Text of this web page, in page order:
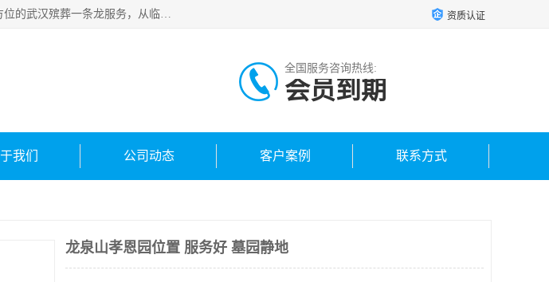
武汉生命之源文化有限公司，秉持着对生命的敬重与关怀，专注于殡葬服务领域。我们提供全方位的武汉殡葬一条龙服务，从临终关怀开始，到后事的妥善处理，每个环节都精心安排。专业团队严格依照规范，为逝者净身、穿衣，庄重地接运遗体，提供优质的遗体整理与妆扮服务。告别仪式策划、火化手续办理以及骨灰安置等事务，也都有专人协助。 资质认证
全国服务咨询热线:
会员到期
我们 公司动态 客户案例 联系方式
龙泉山孝恩园位置 服务好 墓园静地